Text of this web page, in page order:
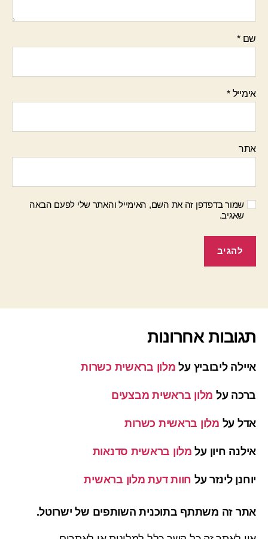
שם*
אימייל*
אתר
שמור בדפדפן זה את השם, האימייל והאתר שלי לפעם הבאה
שאגיב.
תגובות אחרונות
איילה ליבוביץ על מלון בראשית כשרות
ברכה על מלון בראשית מבצעים
אדל על מלון בראשית כשרות
אילנה חיון על מלון בראשית סדנאות
יוחנן לינזר על חוות דעת מלון בראשית
אתר זה משתתף בתוכנית השותפים של ישרוטל.